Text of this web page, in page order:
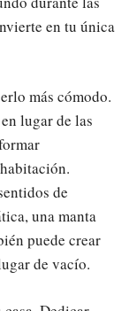
en tu única
más cómodo.
lugar de las
de
una manta
puede crear
de vacío.